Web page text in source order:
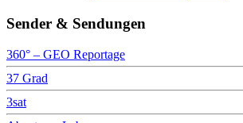
Sender & Sendungen
360° – GEO Reportage
37 Grad
3sat